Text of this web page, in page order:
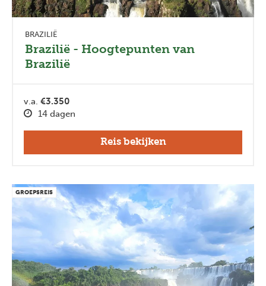
BRAZILIË
Brazilië - Hoogtepunten van
Brazilië
v.a. €3.350
14 dagen
Reis bekijken
GROEPSREIS